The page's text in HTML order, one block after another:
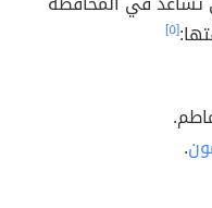
[٥]
.